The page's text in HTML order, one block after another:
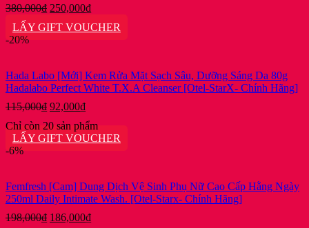
380,000₫ Giá
là:
250,000₫Giá
tại
LẤY GIFT VOUCHER
-20%
Hada Labo [Mới] Kem Rửa Mặt Sạch Sâu, Dưỡng Sáng Da 80g
Hadalabo Perfect White T.X.A Cleanser [Otel-StarX- Chính Hãng]
115,000₫ Giá
là:
115,000₫.
92,000₫Giá
hiện
tại
là:
Chỉ còn 20 sản phẩm
LẤY GIFT VOUCHER
-6%
Femfresh [Cam] Dung Dịch Vệ Sinh Phụ Nữ Cao Cấp Hằng Ngày
250ml Daily Intimate Wash. [Otel-Starx- Chính Hãng]
198,000₫ Giá
186,000₫Giá